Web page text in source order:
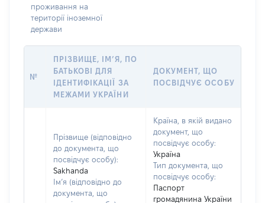
проживання на
території іноземної
держави
№
ПРІЗВИЩЕ, ІМ’Я, ПО
БАТЬКОВІ ДЛЯ
ІДЕНТИФІКАЦІЇ ЗА
МЕЖАМИ УКРАЇНИ
ДОКУМЕНТ, ЩО
ПОСВІДЧУЄ ОСОБУ
Прізвище (відповідно
до документа, що
посвідчує особу):
Sakhanda
Ім’я (відповідно до
документа, що
Країна, в якій видано
документ, що
посвідчує особу:
Україна
Тип документа, що
посвідчує особу:
Паспорт
громадянина України